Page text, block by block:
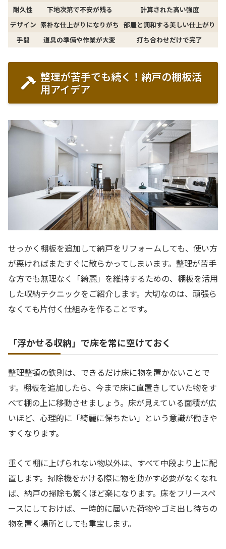
耐久性
下地次第で不安が残る
計算された高い強度
デザイン 素朴な仕上がりになりがち 部屋と調和する美しい仕上がり
手間
道具の準備や作業が大変 打ち合わせだけで完了
整理が苦手でも続く！納戸の棚板活
用アイデア
せっかく棚板を追加して納戸をリフォームしても、使い方
が悪ければまたすぐに散らかってしまいます。整理が苦手
な方でも無理なく「綺麗」を維持するための、棚板を活用
した収納テクニックをご紹介します。大切なのは、頑張ら
なくても片付く仕組みを作ることです。
「浮かせる収納」で床を常に空けておく
整理整頓の鉄則は、できるだけ床に物を置かないことで
す。棚板を追加したら、今まで床に直置きしていた物をす
べて棚の上に移動させましょう。床が見えている面積が広
いほど、心理的に「綺麗に保ちたい」という意識が働きや
すくなります。
重くて棚に上げられない物以外は、すべて中段より上に配
置します。掃除機をかける際に物を動かす必要がなくなれ
ば、納戸の掃除も驚くほど楽になります。床をフリースペ
ースにしておけば、一時的に届いた荷物やゴミ出し待ちの
物を置く場所としても重宝します。